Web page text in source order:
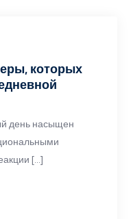
которых
день насыщен
[…]